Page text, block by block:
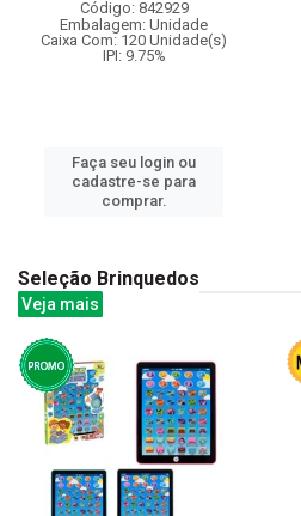
Código: 842929
Embalagem: Unidade
Caixa Com: 120 Unidade(s)
IPI: 9.75%
Faça seu login ou
cadastre-se para
comprar.
Seleção Brinquedos
Veja mais